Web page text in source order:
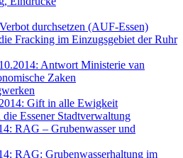
durchsetzen (AUF-Essen)
Fracking im Einzugsgebiet der Ruhr
Antwort Ministerie van
Zaken
Gift in alle Ewigkeit
die Essener Stadtverwaltung
RAG – Grubenwasser und
RAG: Grubenwasserhaltung im